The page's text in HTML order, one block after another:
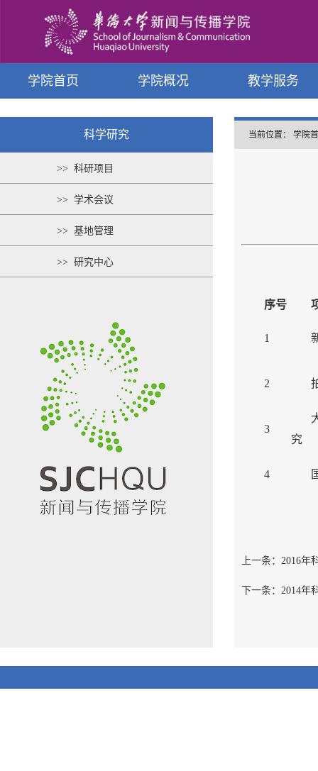
学院首页 学院概况 教学服务
科学研究
>> 科研项目
>> 学术会议
>> 基地管理
>> 研究中心
当前位置： 学院
序号
1
2
3
究
4
上一条： 2016年
下一条： 2014年